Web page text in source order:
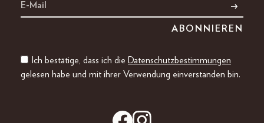
Ich bestätige, dass ich die Datenschutzbestimmungen
gelesen habe und mit ihrer Verwendung einverstanden bin.